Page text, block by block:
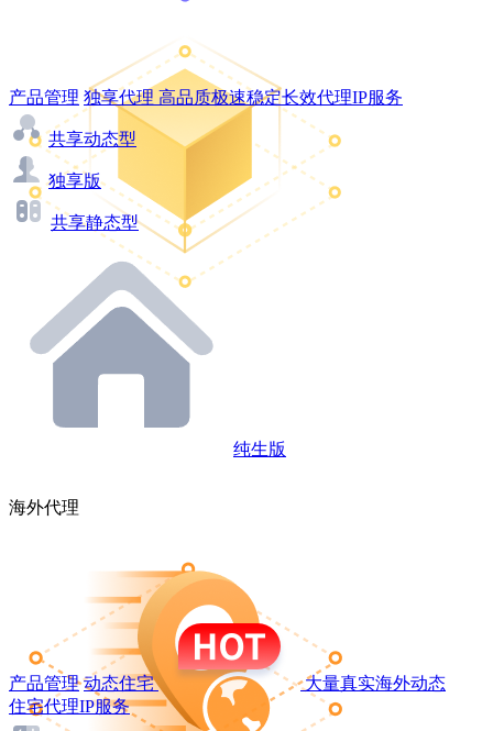
产品管理 独享代理 高品质极速稳定长效代理IP服务
共享动态型
独享版
共享静态型
纯生版
海外代理
产品管理 动态住宅
大量真实海外动态
住宅代理IP服务